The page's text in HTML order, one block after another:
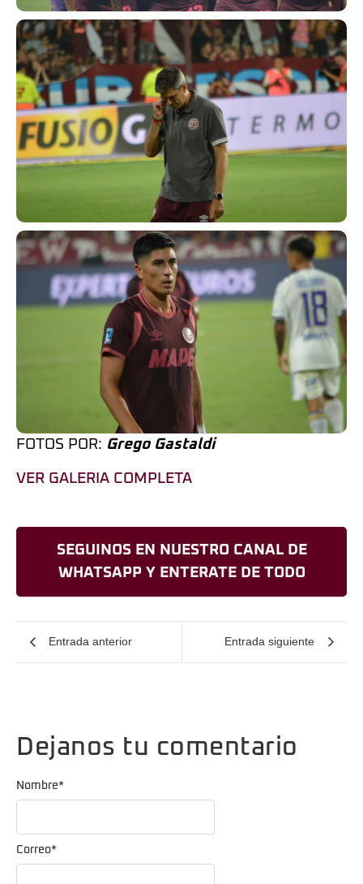
FOTOS POR: Grego Gastaldi
VER GALERIA COMPLETA
SEGUINOS EN NUESTRO CANAL DE
WHATSAPP Y ENTERATE DE TODO
Entrada anterior Entrada siguiente
Dejanos tu comentario
Nombre*
Correo*